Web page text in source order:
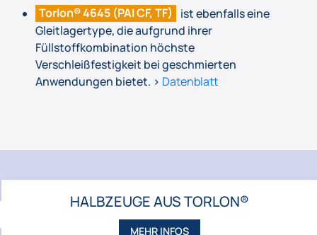
Torlon® 4645 (PAI CF, TF)
ist ebenfalls eine
Gleitlagertype, die aufgrund ihrer
Füllstoffkombination höchste
Verschleißfestigkeit bei geschmierten
Anwendungen bietet. > Datenblatt
HALBZEUGE AUS TORLON®
MEHR INFOS